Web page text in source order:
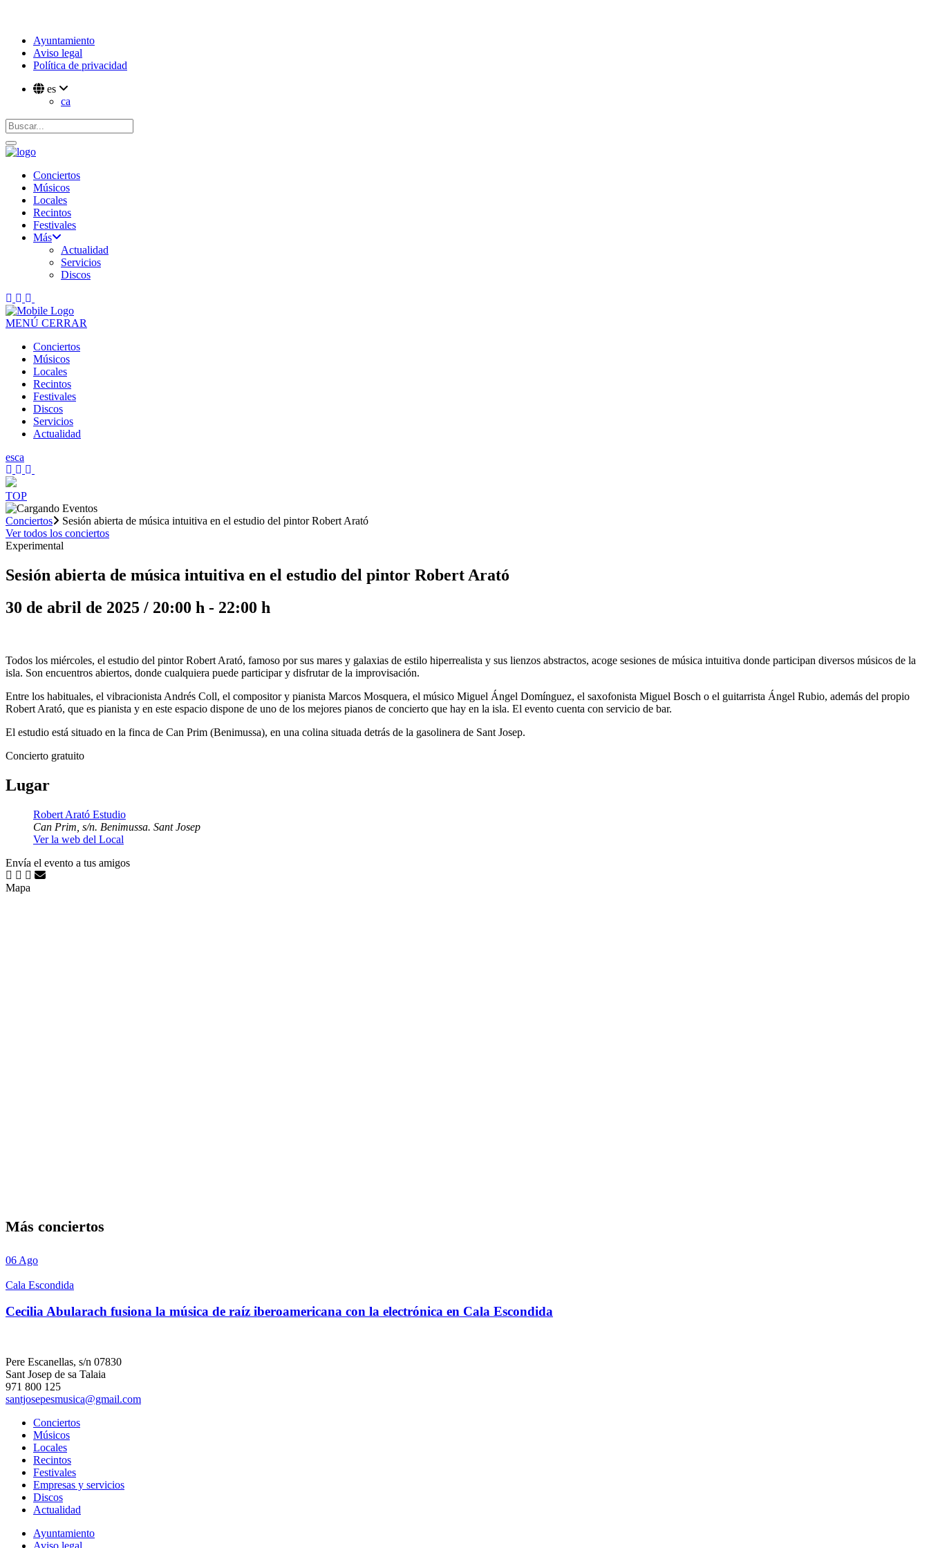
Ayuntamiento
Aviso legal
Política de privacidad
es
ca
Conciertos
Músicos
Locales
Recintos
Festivales
Más
Actualidad
Servicios
Discos
MENÚ CERRAR
Conciertos
Músicos
Locales
Recintos
Festivales
Discos
Servicios
Actualidad
esca
TOP
Conciertos
Sesión abierta de música intuitiva en el estudio del pintor Robert Arató
Ver todos los conciertos
Experimental
Sesión abierta de música intuitiva en el estudio del pintor Robert Arató
30 de abril de 2025 / 20:00 h - 22:00 h
Todos los miércoles, el estudio del pintor Robert Arató, famoso por sus mares y galaxias de estilo hiperrealista y sus lienzos abstractos, acoge sesiones de música intuitiva donde participan diversos músicos de la
isla. Son encuentros abiertos, donde cualquiera puede participar y disfrutar de la improvisación.
Entre los habituales, el vibracionista Andrés Coll, el compositor y pianista Marcos Mosquera, el músico Miguel Ángel Domínguez, el saxofonista Miguel Bosch o el guitarrista Ángel Rubio, además del propio
Robert Arató, que es pianista y en este espacio dispone de uno de los mejores pianos de concierto que hay en la isla. El evento cuenta con servicio de bar.
El estudio está situado en la finca de Can Prim (Benimussa), en una colina situada detrás de la gasolinera de Sant Josep.
Concierto gratuito
Lugar
Robert Arató Estudio
Can Prim, s/n. Benimussa. Sant Josep
Ver la web del Local
Envía el evento a tus amigos
Mapa
Más conciertos
06 Ago
Cala Escondida
Cecilia Abularach fusiona la música de raíz iberoamericana con la electrónica en Cala Escondida
Pere Escanellas, s/n 07830
Sant Josep de sa Talaia
971 800 125
santjosepesmusica@gmail.com
Conciertos
Músicos
Locales
Recintos
Festivales
Empresas y servicios
Discos
Actualidad
Ayuntamiento
Aviso legal